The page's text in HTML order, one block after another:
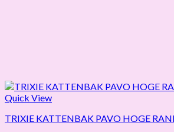
Quick View
TRIXIE KATTENBAK PAVO HOGE